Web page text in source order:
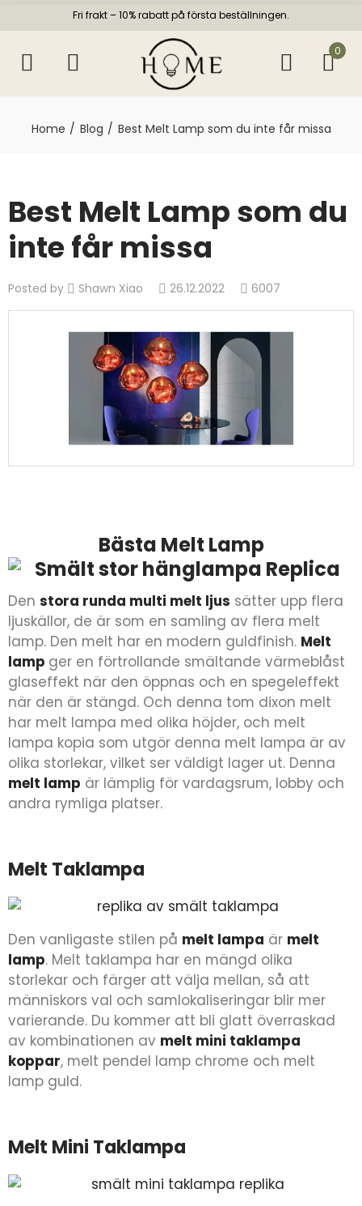
Fri frakt – 10% rabatt på första beställningen.
0
Home Blog Best Melt Lamp som du inte får missa
Best Melt Lamp som du
inte får missa
Posted by Shawn Xiao 26.12.2022 6007
Bästa Melt Lamp
Den stora runda multi melt ljus sätter upp flera
ljuskällor, de är som en samling av flera melt
lamp. Den melt har en modern guldfinish. Melt
lamp ger en förtrollande smältande värmeblåst
glaseffekt när den öppnas och en spegeleffekt
när den är stängd. Och denna tom dixon melt
har melt lampa med olika höjder, och melt
lampa kopia som utgör denna melt lampa är av
olika storlekar, vilket ser väldigt lager ut. Denna
melt lamp är lämplig för vardagsrum, lobby och
andra rymliga platser.
Melt Taklampa
Den vanligaste stilen på melt lampa är melt
lamp. Melt taklampa har en mängd olika
storlekar och färger att välja mellan, så att
människors val och samlokaliseringar blir mer
varierande. Du kommer att bli glatt överraskad
av kombinationen av melt mini taklampa
koppar, melt pendel lamp chrome och melt
lamp guld.
Melt Mini Taklampa